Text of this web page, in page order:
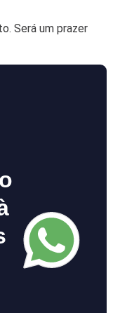
Será um prazer